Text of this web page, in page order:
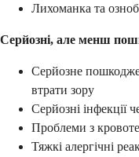
Лихоманка та озноб
Серйозні, але менш
Серйозне
втрати зору
Серйозні інфекції
Проблеми з
Тяжкі алергічні